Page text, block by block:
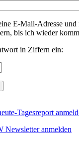
E-Mail-Adresse und
bis ich wieder
in Ziffern ein: